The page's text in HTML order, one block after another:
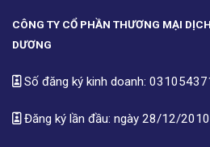
CÔNG TY CỔ PHẦN THƯƠNG MẠI
DƯƠNG
Số đăng ký kinh doanh:
Đăng ký lần đầu: ngày 28/12/2010